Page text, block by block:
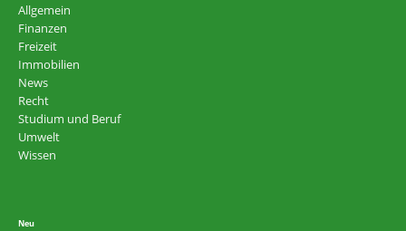
Allgemein
Finanzen
Freizeit
Immobilien
News
Recht
Studium und Beruf
Umwelt
Wissen
Neu